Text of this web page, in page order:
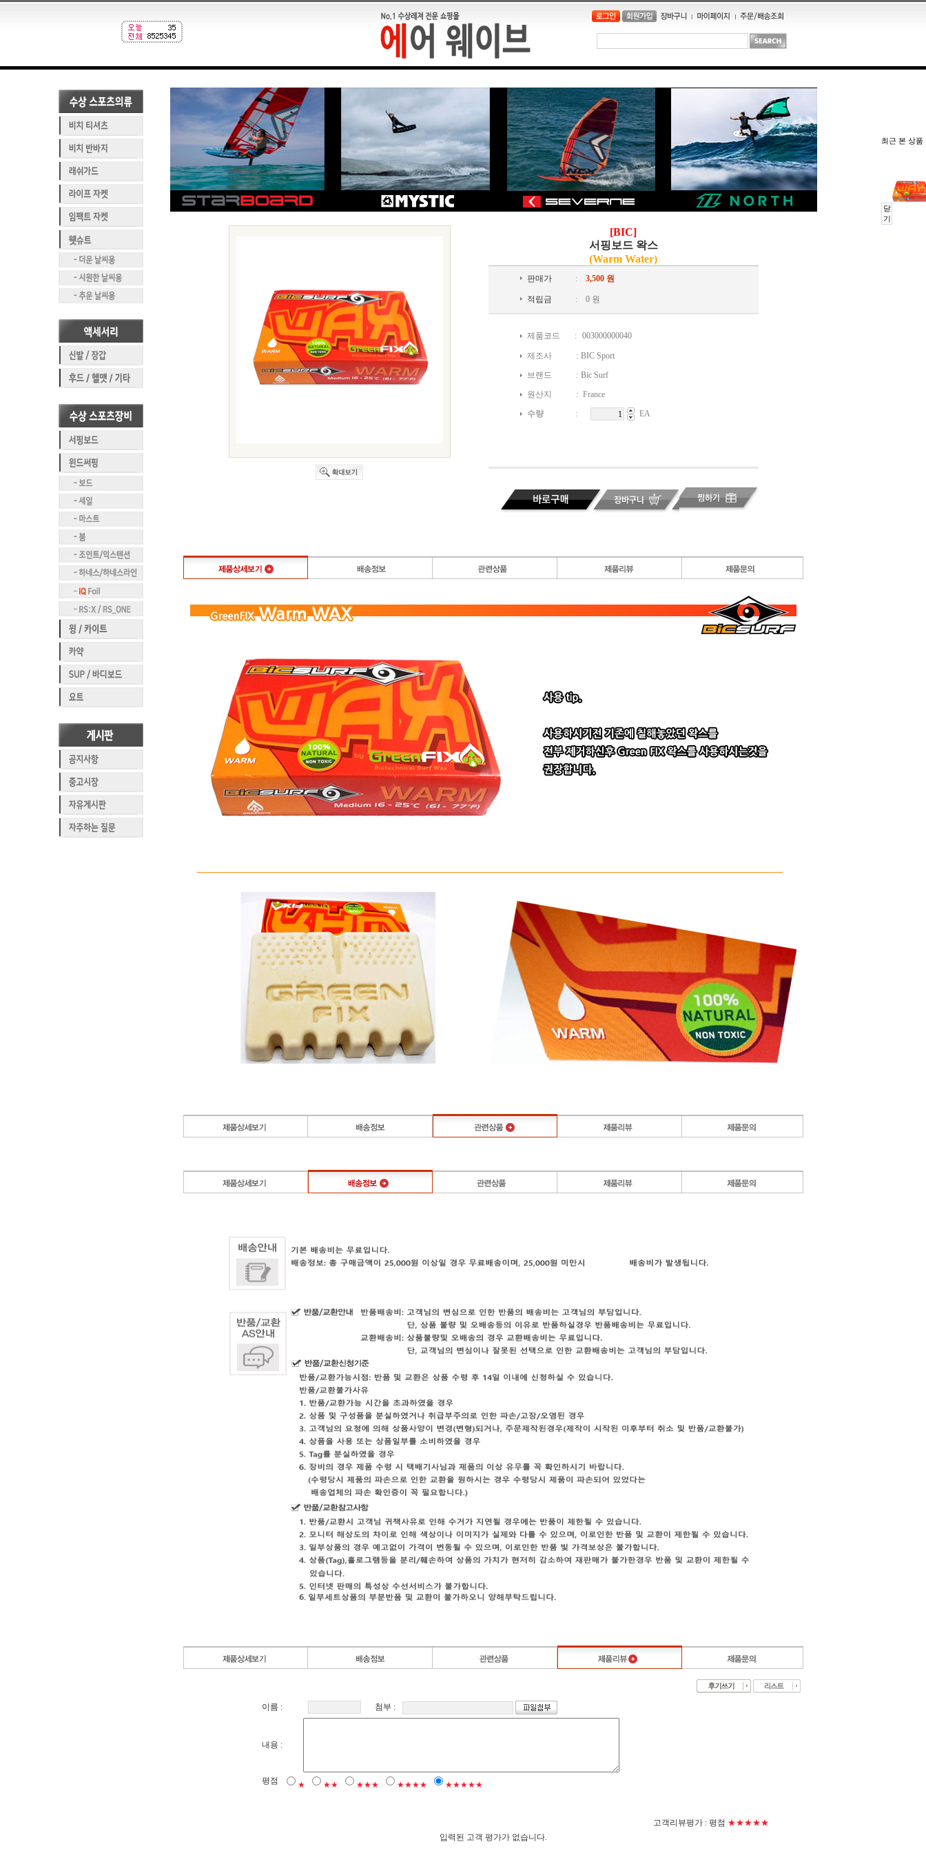
[BIC]
서핑보드 왁스
(Warm Water)
판매가 : 3,500원
적립금 : 0 원
제품코드 : 003000000040
제조사 : BIC Sport
브랜드
: Bic Surf
원산지
: France
수량
: EA
이름 : 첨부 :
내용 :
평점 ★ ★★ ★★★ ★★★★ ★★★★★
고객리뷰평가 : 평점 ★★★★★
입력된 고객 평가가 없습니다.
최근 본 상품
닫
기